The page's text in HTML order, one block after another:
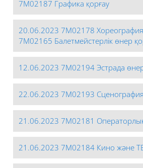
7М02187 Графика қорғау
20.06.2023 7М02178 Хореография
7М02165 Балетмейстерлік өнер
12.06.2023 7М02194 Эстрада
22.06.2023 7М02193
21.06.2023 7М02181
21.06.2023 7М02184 Кино және